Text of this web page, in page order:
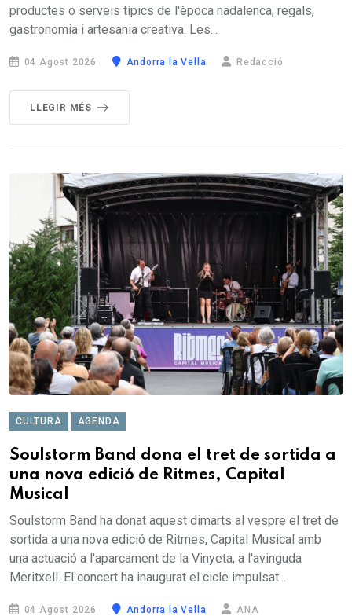
productes o serveis típics de l'època nadalenca, regals,
gastronomia i artesania creativa. Les...
04 Agost 2026 Andorra la Vella Redacció
LLEGIR MÉS
CULTURA AGENDA
Soulstorm Band dona el tret de sortida a
una nova edició de Ritmes, Capital
Musical
Soulstorm Band ha donat aquest dimarts al vespre el tret de
sortida a una nova edició de Ritmes, Capital Musical amb
una actuació a l'aparcament de la Vinyeta, a l'avinguda
Meritxell. El concert ha inaugurat el cicle impulsat...
04 Agost 2026 Andorra la Vella ANA